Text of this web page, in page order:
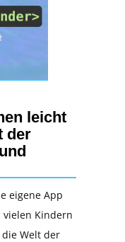
leicht
der
eigene App
vielen Kindern
Welt der